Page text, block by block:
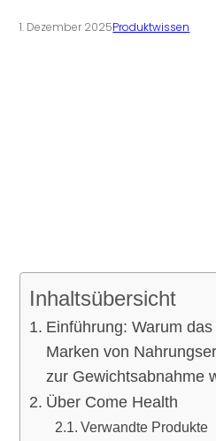
1. Dezember 2025Produktwissen
Inhaltsübersicht
Einführung: Warum
Marken von
zur Gewichtsabnahme
Über Come Health
Verwandte Produkte